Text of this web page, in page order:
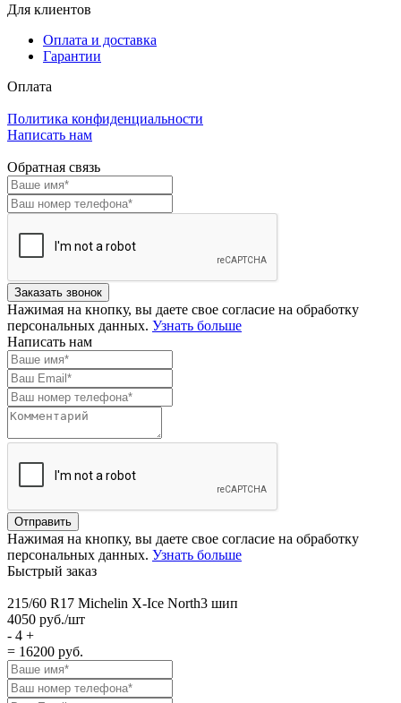
Для клиентов
Оплата и доставка
Гарантии
Оплата
Политика конфиденциальности
Написать нам
Обратная связь
Нажимая на кнопку, вы даете свое согласие на обработку
персональных данных. Узнать больше
Написать нам
Нажимая на кнопку, вы даете свое согласие на обработку
персональных данных. Узнать больше
Быстрый заказ
215/60 R17 Michelin X-Ice North3 шип
4050 руб./шт
- 4 +
= 16200 руб.